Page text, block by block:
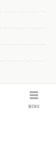
☰
MENU